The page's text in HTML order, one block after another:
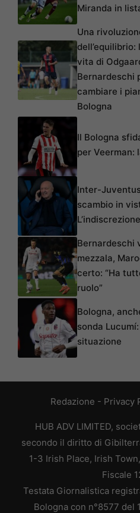
Miranda in
Una
dell’equilibrio:
vita di
Bernardeschi
cambiare i
Bologna
Il Bologna
per Veerman:
Inter-
scambio in
L’indiscrezione
Bernardeschi
mezzala,
certo: “Ha
ruolo”
Bologna,
sonda
situazione
Redazione - Privacy
HUB ADV LIMITED,
secondo il diritto di
1-3 Irish Place, Irish
Fiscale
Testata Giornalistica
Bologna con n°8577 del